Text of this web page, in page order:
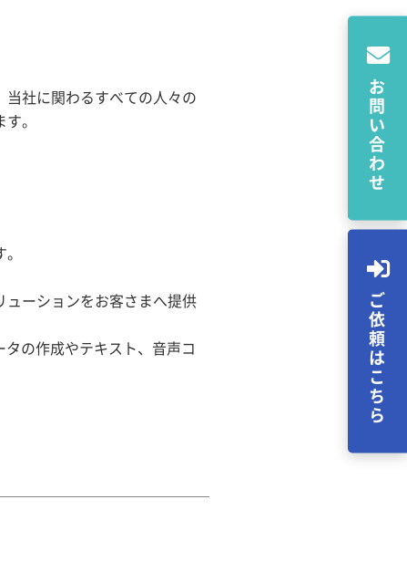
当社に関わるすべての人々の
。
ューションをお客さまへ提供
の作成やテキスト、音声コ
お問い合わせ
ご依頼はこちら